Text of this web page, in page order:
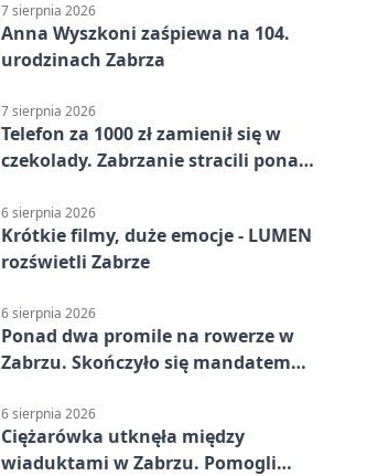
7 sierpnia 2026
Anna Wyszkoni zaśpiewa na 104.
urodzinach Zabrza
7 sierpnia 2026
Telefon za 1000 zł zamienił się w
czekolady. Zabrzanie stracili ponad
6 sierpnia 2026
Krótkie filmy, duże emocje - LUMEN
rozświetli Zabrze
6 sierpnia 2026
Ponad dwa promile na rowerze w
Zabrzu. Skończyło się mandatem
6 sierpnia 2026
Ciężarówka utknęła między
wiaduktami w Zabrzu. Pomogli